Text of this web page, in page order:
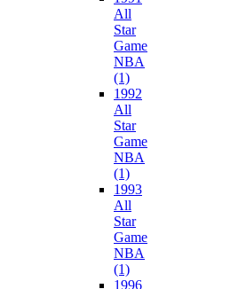
All
Star
Game
NBA
(1)
1992
All
Star
Game
NBA
(1)
1993
All
Star
Game
NBA
(1)
1996